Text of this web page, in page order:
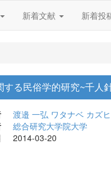
新着文献 新着投
る民俗学的研究~千人
渡邉 一弘 ワタナベ カズ
総合研究大学院大学
2014-03-20